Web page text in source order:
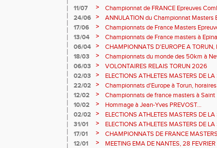
11/07 >
Championnat de FRANCE Epreuves
et Marche CHATEAUROUX
24/06 >
ANNULATION du Championnat Masters
Châteauroux les 27-28 juin
17/06 >
Championnats de France Masters
fond long
13/04 >
Championnats de France masters à
prévisionnels, montée de barres et
06/04 >
CHAMPIONNATS D'EUROPE A
18/03
>
Championnats du monde des 50km à
Sébastien DOUMENC.
06/03 >
VOLONTAIRES RELAIS TORUN 2026
02/03
>
ELECTIONS ATHLETES MASTERS DE
2ème vote : athlètes hommes.
22/02 >
Championnats d'Europe à Torun,
informations...
12/02 >
Championnats de france masters à Saint
février 2026.
10/02 >
Hommage à Jean-Yves PREVOST...
02/02
>
ELECTIONS ATHLETES MASTERS DE
vote : athlètes femmes.
31/01 >
ELECTIONS ATHLETES MASTERS DE
17/01
>
CHAMPIONNATS DE FRANCE
informations sur les inscriptions et report
12/01 >
MEETING EMA DE NANTES, 28